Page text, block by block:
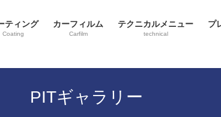
ティング
Coating
カーフィルム
Carfilm
テクニカルメニュー
technical
プ
PITギャラリー